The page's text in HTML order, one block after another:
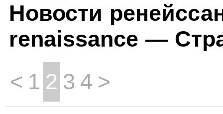
Новости
renaissance —
< 1 2 3 4 >